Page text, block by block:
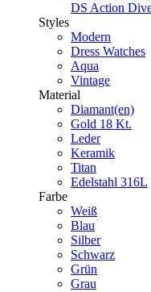
DS Action
Styles
Modern
Dress Watches
Aqua
Vintage
Material
Diamant(en)
Gold 18 Kt.
Leder
Keramik
Titan
Edelstahl 316L
Farbe
Weiß
Blau
Silber
Schwarz
Grün
Grau